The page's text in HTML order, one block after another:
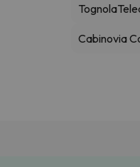
Tognola
Cabinovia